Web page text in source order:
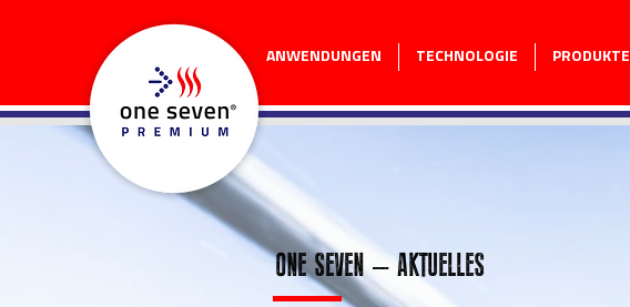
ANWENDUNGEN TECHNOLOGIE PRODUKTE
ONE SEVEN – AKTUELLES